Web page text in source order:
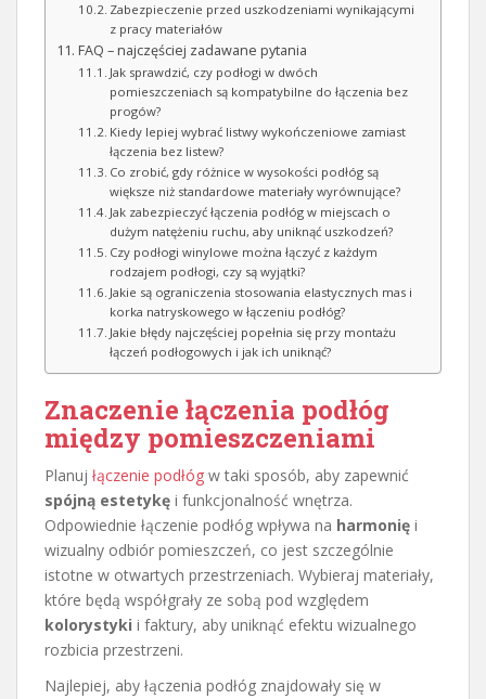
Zabezpieczenie przed uszkodzeniami wynikającymi
z pracy materiałów
FAQ – najczęściej zadawane pytania
Jak sprawdzić, czy podłogi w dwóch
pomieszczeniach są kompatybilne do łączenia bez
progów?
Kiedy lepiej wybrać listwy wykończeniowe zamiast
łączenia bez listew?
Co zrobić, gdy różnice w wysokości podłóg są
większe niż standardowe materiały wyrównujące?
Jak zabezpieczyć łączenia podłóg w miejscach o
dużym natężeniu ruchu, aby uniknąć uszkodzeń?
Czy podłogi winylowe można łączyć z każdym
rodzajem podłogi, czy są wyjątki?
Jakie są ograniczenia stosowania elastycznych mas i
korka natryskowego w łączeniu podłóg?
Jakie błędy najczęściej popełnia się przy montażu
łączeń podłogowych i jak ich uniknąć?
Znaczenie łączenia podłóg
między pomieszczeniami
Planuj łączenie podłóg w taki sposób, aby zapewnić
spójną estetykę i funkcjonalność wnętrza.
Odpowiednie łączenie podłóg wpływa na harmonię i
wizualny odbiór pomieszczeń, co jest szczególnie
istotne w otwartych przestrzeniach. Wybieraj materiały,
które będą współgrały ze sobą pod względem
kolorystyki i faktury, aby uniknąć efektu wizualnego
rozbicia przestrzeni.
Najlepiej, aby łączenia podłóg znajdowały się w